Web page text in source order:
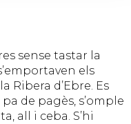
sense tastar la
els
Ribera d’Ebre. Es
de pagès, s’omple
all i ceba. S’hi